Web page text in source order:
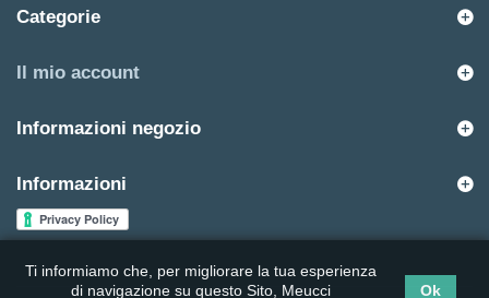
Categorie
Il mio account
Informazioni negozio
Informazioni
Ti informiamo che, per migliorare la tua esperienza
di navigazione su questo Sito, Meucci
Ok